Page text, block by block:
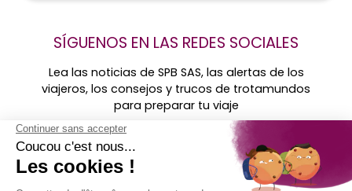
SÍGUENOS EN LAS REDES SOCIALES
Lea las noticias de SPB SAS, las alertas de los
viajeros, los consejos y trucos de trotamundos
para preparar tu viaje
Encontradnos-
en ...